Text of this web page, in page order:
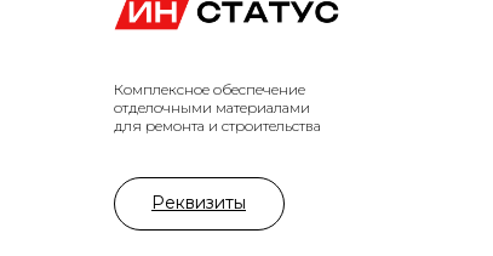
Комплексное обеспечение
отделочными материалами
для ремонта и строительства
Реквизиты